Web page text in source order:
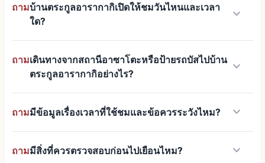
ถามบ้านตระกูลอารากากิเปิดให้ชมวันไหนและเวลา
ใด?
keyboard_arrow_down
ถามเดินทางจากสถานีอาซาโตะหรือป้ายรถบัสไปบ้าน
ตระกูลอารากากิอย่างไร?
keyboard_arrow_down
ถามมีข้อมูลเรื่องเวลาที่ใช้ชมและข้อควรระวังไหม? keyboard_arrow_down
ถามมีสิ่งที่ควรตรวจสอบก่อนไปเยือนไหม? keyboard_arrow_down